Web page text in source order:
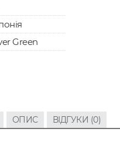
Green
ОПИС ВІДГУКИ (0)